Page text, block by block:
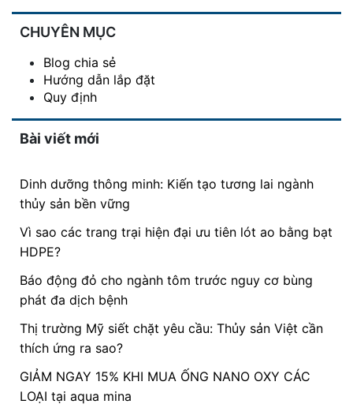
CHUYÊN MỤC
Blog chia sẻ
Hướng dẫn lắp đặt
Quy định
Bài viết mới
Dinh dưỡng thông minh: Kiến tạo tương lai ngành
thủy sản bền vững
Vì sao các trang trại hiện đại ưu tiên lót ao bằng bạt
HDPE?
Báo động đỏ cho ngành tôm trước nguy cơ bùng
phát đa dịch bệnh
Thị trường Mỹ siết chặt yêu cầu: Thủy sản Việt cần
thích ứng ra sao?
GIẢM NGAY 15% KHI MUA ỐNG NANO OXY CÁC
LOẠI tại aqua mina